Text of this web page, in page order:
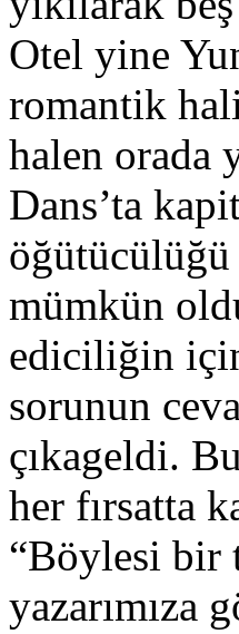
Otel yine
romantik
halen orada
Dans’ta
öğütücülüğü
mümkün
ediciliğin
sorunun
çıkageldi.
her fırsatta
“Böylesi bir
yazarımıza